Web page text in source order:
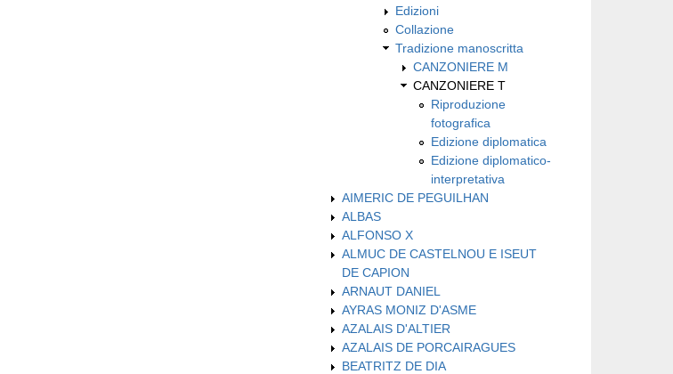
Edizioni
Collazione
Tradizione manoscritta
CANZONIERE M
CANZONIERE T
Riproduzione
fotografica
Edizione diplomatica
Edizione diplomatico-
interpretativa
AIMERIC DE PEGUILHAN
ALBAS
ALFONSO X
ALMUC DE CASTELNOU E ISEUT
DE CAPION
ARNAUT DANIEL
AYRAS MONIZ D'ASME
AZALAIS D'ALTIER
AZALAIS DE PORCAIRAGUES
BEATRITZ DE DIA